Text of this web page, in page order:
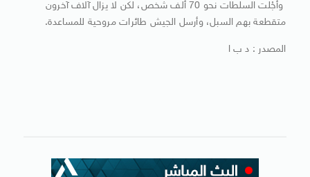
وأجْلت السلطات نحو 70 ألف شخص، لكن لا يزال آلاف آخرون
متقطعة بهم السبل، وأرسل الجيش طائرات مروحية للمساعدة.
المصدر : د ب ا